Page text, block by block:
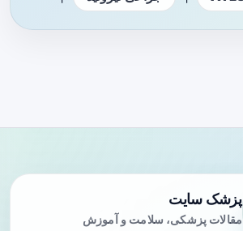
پزشک سایت
مقالات پزشکی، سلامت و آموزش